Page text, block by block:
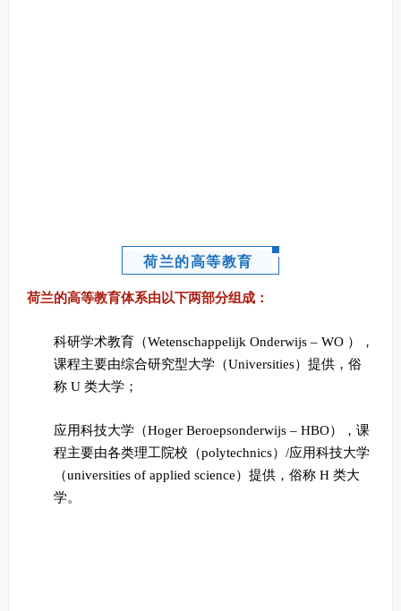
荷兰的高等教育
荷兰的高等教育体系由以下两部分组成：
科研学术教育（Wetenschappelijk Onderwijs – WO ），
课程主要由综合研究型大学（Universities）提供，俗
称 U 类大学；
应用科技大学（Hoger Beroepsonderwijs – HBO），课
程主要由各类理工院校（polytechnics）/应用科技大学
（universities of applied science）提供，俗称 H 类大
学。